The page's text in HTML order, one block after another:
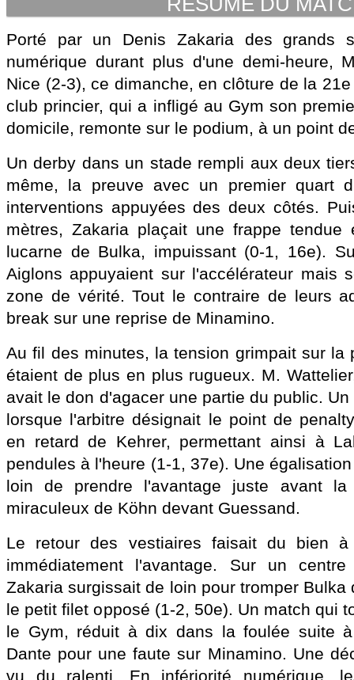
Porté par un Denis Zakaria des grands
numérique durant plus d'une demi-heure,
Nice (2-3), ce dimanche, en clôture de la
club princier, qui a infligé au Gym son
domicile, remonte sur le podium, à un point
Un derby dans un stade rempli aux deux
même, la preuve avec un premier quart
interventions appuyées des deux côtés.
mètres, Zakaria plaçait une frappe tendue
lucarne de Bulka, impuissant (0-1, 16e).
Aiglons appuyaient sur l'accélérateur mais
zone de vérité. Tout le contraire de leurs
break sur une reprise de Minamino.
Au fil des minutes, la tension grimpait sur la
étaient de plus en plus rugueux. M.
avait le don d'agacer une partie du public.
lorsque l'arbitre désignait le point de
en retard de Kehrer, permettant ainsi à
pendules à l'heure (1-1, 37e). Une
loin de prendre l'avantage juste avant
miraculeux de Köhn devant Guessand.
Le retour des vestiaires faisait du bien à
immédiatement l'avantage. Sur un
Zakaria surgissait de loin pour tromper Bulka
le petit filet opposé (1-2, 50e). Un match qui
le Gym, réduit à dix dans la foulée suite
Dante pour une faute sur Minamino. Une
vu du ralenti. En infériorité numérique,